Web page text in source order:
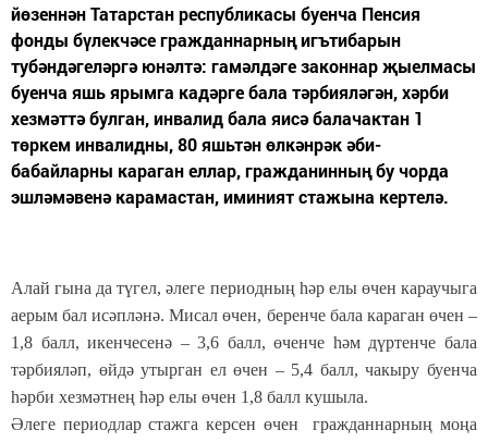
йөзеннән Татарстан республикасы буенча Пенсия
фонды бүлекчәсе гражданнарның игътибарын
тубәндәгеләргә юнәлтә: гамәлдәге законнар җыелмасы
буенча яшь ярымга кадәрге бала тәрбияләгән, хәрби
хезмәттә булган, инвалид бала яисә балачактан 1
төркем инвалидны, 80 яшьтән өлкәнрәк әби-
бабайларны караган еллар, гражданинның бу чорда
эшләмәвенә карамастан, иминият стажына кертелә.
Алай гына да түгел, әлеге периодның һәр елы өчен караучыга
аерым бал исәпләнә. Мисал өчен, беренче бала караган өчен –
1,8 балл, икенчесенә – 3,6 балл, өченче һәм дүртенче бала
тәрбияләп, өйдә утырган ел өчен – 5,4 балл, чакыру буенча
һәрби хезмәтнең һәр елы өчен 1,8 балл кушыла.
Әлеге периодлар стажга керсен өчен гражданнарның моңа